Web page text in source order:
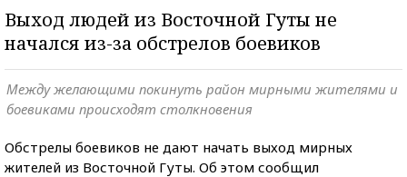
Выход людей из Восточной Гуты не
начался из-за обстрелов боевиков
Между желающими покинуть район мирными жителями и
боевиками происходят столкновения
Обстрелы боевиков не дают начать выход мирных
жителей из Восточной Гуты. Об этом сообщил